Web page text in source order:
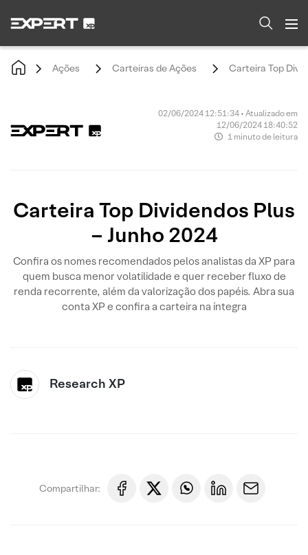
Ações Carteiras de Ações Carteira Top
02/06/2024 12:51:34 • Atualizado em
12/06/2024 18:40:52
1 minuto de leitura
Carteira Top Dividendos Plus
– Junho 2024
Confira os nomes recomendados pelos analistas da XP para
quem busca menor volatilidade e quer receber fluxo de
renda recorrente, além da valorização dos papéis. Abra sua
conta XP e confira a carteira na íntegra
Research XP
Compartilhar: